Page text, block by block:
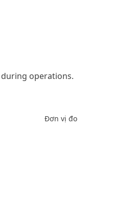
operations.
Đơn vị đo